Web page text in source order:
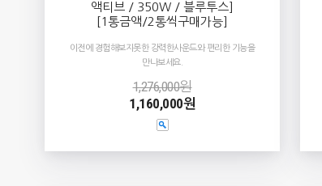
액티브 / 350W / 블루투스]
[1통금액/2통씩구매가능]
이전에 경험해보지못한 강력한사운드와 편리한 기능을
만나보세요.
1,276,000원
1,160,000원